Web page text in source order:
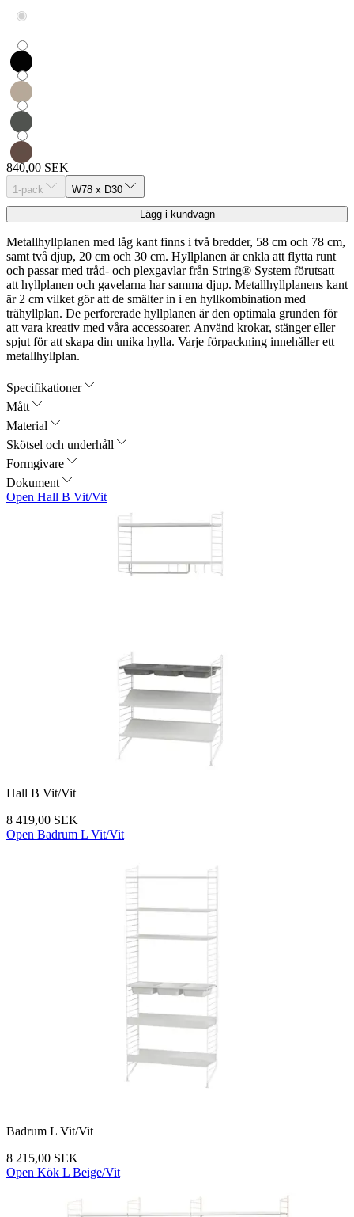
840,00 SEK
1-pack W78 x D30
Lägg i kundvagn
Metallhyllplanen med låg kant finns i två bredder, 58 cm och 78 cm,
samt två djup, 20 cm och 30 cm. Hyllplanen är enkla att flytta runt
och passar med tråd- och plexgavlar från String® System förutsatt
att hyllplanen och gavelarna har samma djup. Metallhyllplanens kant
är 2 cm vilket gör att de smälter in i en hyllkombination med
trähyllplan. De perforerade hyllplanen är den optimala grunden för
att vara kreativ med våra accessoarer. Använd krokar, stänger eller
spjut för att skapa din unika hylla. Varje förpackning innehåller ett
metallhyllplan.
Specifikationer
Mått
Material
Skötsel och underhåll
Formgivare
Dokument
Open Hall B Vit/Vit
Hall B Vit/Vit
8 419,00 SEK
Open Badrum L Vit/Vit
Badrum L Vit/Vit
8 215,00 SEK
Open Kök L Beige/Vit